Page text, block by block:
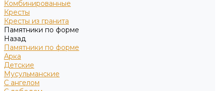
Комбинированные
Кресты
Кресты из гранита
Памятники по форме
Назад
Памятники по форме
Арка
Детские
Мусульманские
С ангелом